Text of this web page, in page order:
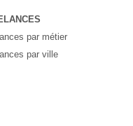
par métier
par ville